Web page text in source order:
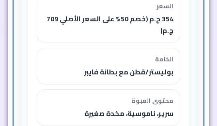
السعر
354 ج.م (خصم 50% على السعر الأصلي 709
ج.م)
الخامة
بوليستر/قطن مع بطانة فايبر
محتوى العبوة
سرير، ناموسية، مخدة صغيرة